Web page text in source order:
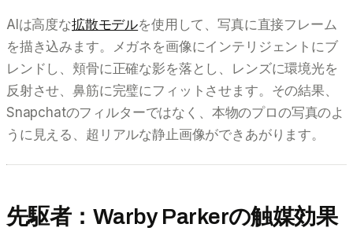
AIは高度な拡散モデルを使用して、写真に直接フレーム
を描き込みます。メガネを画像にインテリジェントにブ
レンドし、頬骨に正確な影を落とし、レンズに環境光を
反射させ、鼻筋に完璧にフィットさせます。その結果、
Snapchatのフィルターではなく、本物のプロの写真のよ
うに見える、超リアルな静止画像ができあがります。
先駆者：Warby Parkerの触媒効果